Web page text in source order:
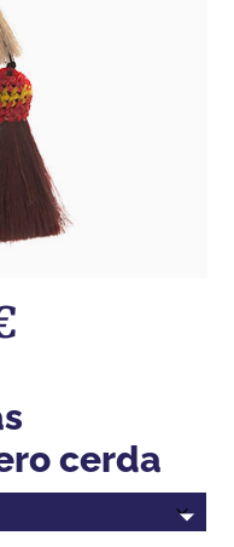
cerda